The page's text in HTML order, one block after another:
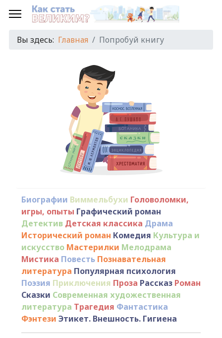
Вы здесь: Главная Попробуй книгу
Биографии Виммельбухи Головоломки,
игры, опыты Графический роман
Детектив Детская классика Драма
Исторический роман Комедия Культура и
искусство Мастерилки Мелодрама
Мистика Повесть Познавательная
литература Популярная психология
Поэзия Приключения Проза Рассказ Роман
Сказки Современная художественная
литература Трагедия Фантастика
Фэнтези Этикет. Внешность. Гигиена